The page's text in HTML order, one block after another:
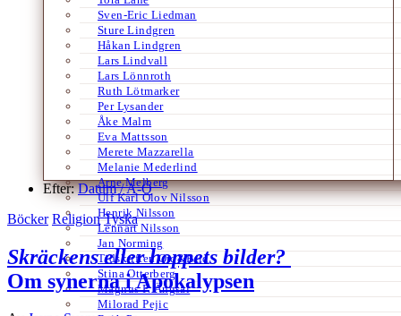
Sven-Eric Liedman
Sture Lindgren
Håkan Lindgren
Lars Lindvall
Lars Lönnroth
Ruth Lötmarker
Per Lysander
Åke Malm
Eva Mattsson
Merete Mazzarella
Melanie Mederlind
Arne Melberg
Ulf Karl Olov Nilsson
Henrik Nilsson
Lennart Nilsson
Jan Norming
Tidskriften Ord&Bild
Stina Otterberg
Magnus P. Ängsal
Milorad Pejic
Efter:Datum /A-Ö
Böcker Religion Tyska
Skräckens eller hoppets bilder?
Om synerna i Apokalypsen